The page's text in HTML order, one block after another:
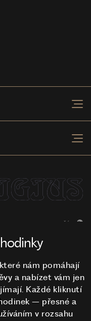
nám pomáhají
a nabízet vám jen
Každé kliknutí
– přesné a
v rozsahu